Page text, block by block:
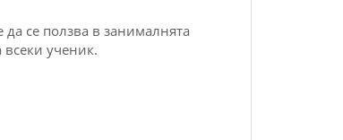
се ползва в занималнята
ученик.